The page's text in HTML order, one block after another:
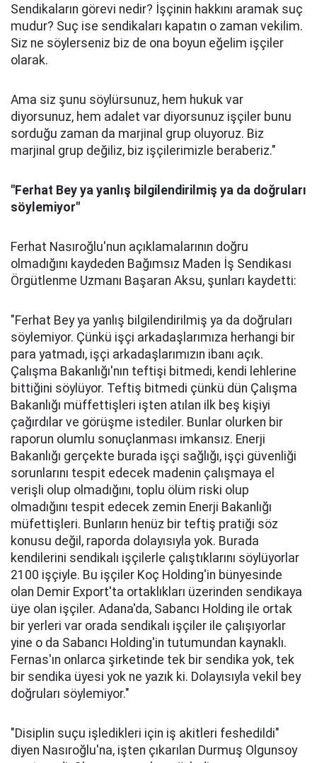
Sendikaların görevi nedir? İşçinin hakkını aramak suç
mudur? Suç ise sendikaları kapatın o zaman vekilim.
Siz ne söylerseniz biz de ona boyun eğelim işçiler
olarak.
Ama siz şunu söylürsunuz, hem hukuk var
diyorsunuz, hem adalet var diyorsunuz işçiler bunu
sorduğu zaman da marjinal grup oluyoruz. Biz
marjinal grup değiliz, biz işçilerimizle beraberiz."
"Ferhat Bey ya yanlış bilgilendirilmiş ya da doğruları
söylemiyor"
Ferhat Nasıroğlu'nun açıklamalarının doğru
olmadığını kaydeden Bağımsız Maden İş Sendikası
Örgütlenme Uzmanı Başaran Aksu, şunları kaydetti:
"Ferhat Bey ya yanlış bilgilendirilmiş ya da doğruları
söylemiyor. Çünkü işçi arkadaşlarımıza herhangi bir
para yatmadı, işçi arkadaşlarımızın ibanı açık.
Çalışma Bakanlığı'nın teftişi bitmedi, kendi lehlerine
bittiğini söylüyor. Teftiş bitmedi çünkü dün Çalışma
Bakanlığı müffettişleri işten atılan ilk beş kişiyi
çağırdılar ve görüşme istediler. Bunlar olurken bir
raporun olumlu sonuçlanması imkansız. Enerji
Bakanlığı gerçekte burada işçi sağlığı, işçi güvenliği
sorunlarını tespit edecek madenin çalışmaya el
verişli olup olmadığını, toplu ölüm riski olup
olmadığını tespit edecek zemin Enerji Bakanlığı
müfettişleri. Bunların henüz bir teftiş pratiği söz
konusu değil, raporda dolayısıyla yok. Burada
kendilerini sendikalı işçilerle çalıştıklarını söylüyorlar
2100 işçiyle. Bu işçiler Koç Holding'in bünyesinde
olan Demir Export'ta ortaklıkları üzerinden sendikaya
üye olan işçiler. Adana'da, Sabancı Holding ile ortak
bir yerleri var orada sendikalı işçiler ile çalışıyorlar
yine o da Sabancı Holding'in tutumundan kaynaklı.
Fernas'ın onlarca şirketinde tek bir sendika yok, tek
bir sendika üyesi yok ne yazık ki. Dolayısıyla vekil bey
doğruları söylemiyor."
"Disiplin suçu işledikleri için iş akitleri feshedildi"
diyen Nasıroğlu'na, işten çıkarılan Durmuş Olgunsoy